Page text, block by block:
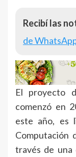
Recibí las
de
El proyecto
comenzó en
este año, es
Computación
través de una